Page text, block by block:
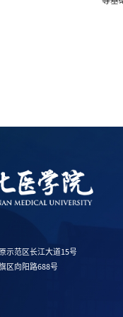
示范区长江大道15号
区向阳路688号